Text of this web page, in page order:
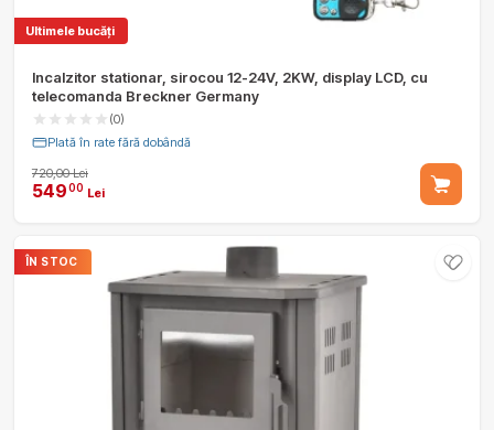
Ultimele bucăți
Incalzitor stationar, sirocou 12-24V, 2KW, display LCD, cu
telecomanda Breckner Germany
(0)
Plată în rate fără dobândă
720,00 Lei
54900 Lei
ÎN STOC